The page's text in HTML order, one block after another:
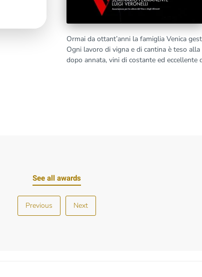
Ormai da ottant’anni la famiglia Venica
Ogni lavoro di vigna e di cantina è teso
dopo annata, vini di costante ed eccellente
See all awards
Previous Next